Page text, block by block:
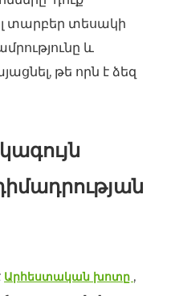
տարբեր տեսակի
և
թե որն է ձեզ
Արհեստական ​​խոտը ,